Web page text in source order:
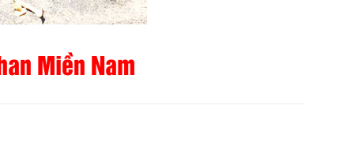
Miền Nam